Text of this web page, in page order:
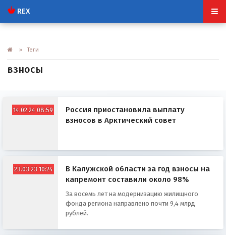
REX
» Теги
взносы
14.02.24 08:59
Россия приостановила выплату
взносов в Арктический совет
23.03.23 10:24
В Калужской области за год взносы на
капремонт составили около 98%
За восемь лет на модернизацию жилищного
фонда региона направлено почти 9,4 млрд
рублей.